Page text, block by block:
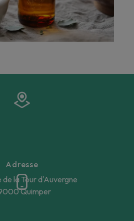
Adresse
de la Tour d'Auvergne
Quimper